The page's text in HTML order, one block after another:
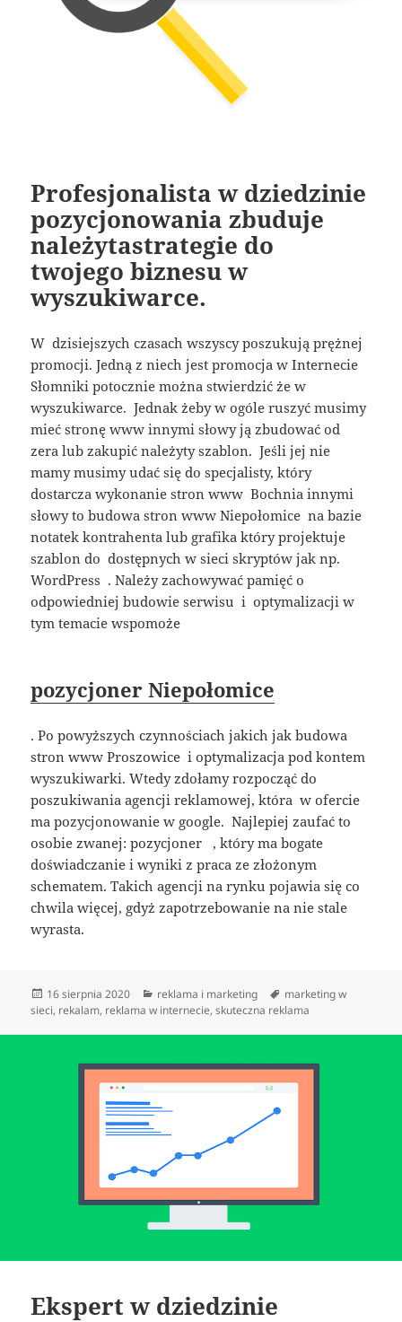
Profesjonalista w dziedzinie
pozycjonowania zbuduje
należytastrategie do
twojego biznesu w
wyszukiwarce.
W dzisiejszych czasach wszyscy poszukują prężnej
promocji. Jedną z niech jest promocja w Internecie
Słomniki potocznie można stwierdzić że w
wyszukiwarce. Jednak żeby w ogóle ruszyć musimy
mieć stronę www innymi słowy ją zbudować od
zera lub zakupić należyty szablon. Jeśli jej nie
mamy musimy udać się do specjalisty, który
dostarcza wykonanie stron www Bochnia innymi
słowy to budowa stron www Niepołomice na bazie
notatek kontrahenta lub grafika który projektuje
szablon do dostępnych w sieci skryptów jak np.
WordPress . Należy zachowywać pamięć o
odpowiedniej budowie serwisu i optymalizacji w
tym temacie wspomoże
pozycjoner Niepołomice
. Po powyższych czynnościach jakich jak budowa
stron www Proszowice i optymalizacja pod kontem
wyszukiwarki. Wtedy zdołamy rozpocząć do
poszukiwania agencji reklamowej, która w ofercie
ma pozycjonowanie w google. Najlepiej zaufać to
osobie zwanej: pozycjoner , który ma bogate
doświadczanie i wyniki z praca ze złożonym
schematem. Takich agencji na rynku pojawia się co
chwila więcej, gdyż zapotrzebowanie na nie stale
wyrasta.
Data
publikacji
16 sierpnia 2020 Kategorie
reklama i marketing Tagi
marketing w
sieci, rekalam, reklama w internecie,skuteczna reklama
Ekspert w dziedzinie